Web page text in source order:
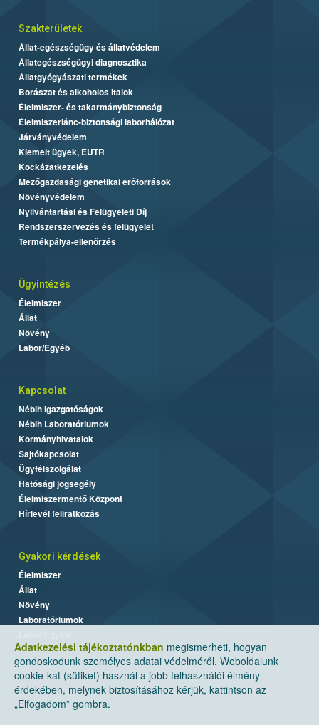
Adatkezelési tájékoztatónkban megismerheti, hogyan
gondoskodunk személyes adatai védelméről. Weboldalunk
cookie-kat (sütiket) használ a jobb felhasználói élmény
érdekében, melynek biztosításához kérjük, kattintson az
„Elfogadom” gombra.
Szakterületek
Állat-egészségügy és állatvédelem
Állategészségügyi diagnosztika
Állatgyógyászati termékek
Borászat és alkoholos italok
Élelmiszer- és takarmánybiztonság
Élelmiszerlánc-biztonsági laborhálózat
Járványvédelem
Kiemelt ügyek, EUTR
Kockázatkezelés
Mezőgazdasági genetikai erőforrások
Növényvédelem
Nyilvántartási és Felügyeleti Díj
Rendszerszervezés és felügyelet
Termékpálya-ellenőrzés
Ügyintézés
Élelmiszer
Állat
Növény
Labor/Egyéb
Kapcsolat
Nébih Igazgatóságok
Nébih Laboratóriumok
Kormányhivatalok
Sajtókapcsolat
Ügyfélszolgálat
Hatósági jogsegély
Élelmiszermentő Központ
Hírlevél feliratkozás
Gyakori kérdések
Élelmiszer
Állat
Növény
Laboratóriumok